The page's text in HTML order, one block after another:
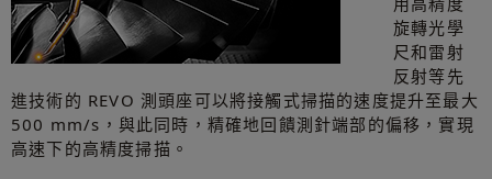
旋轉光學
尺和雷射
反射等先
進技術的 REVO 測頭座可以將接觸式掃描的速度提升至最大
500 mm/s，與此同時，精確地回饋測針端部的偏移，實現
高速下的高精度掃描。